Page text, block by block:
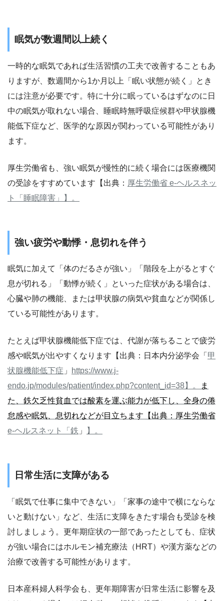
眠気が数週間以上続く
一時的な眠気であれば生活習慣の工夫で改善することもあ
りますが、数週間から1か月以上「眠い状態が続く」とき
には注意が必要です。特に十分に眠っているはずなのに日
中の眠気が取れない場合、睡眠時無呼吸症候群や甲状腺機
能低下症など、医学的な原因が関わっている可能性があり
ます。
厚生労働省も、強い眠気が慢性的に続く場合には医療機関
の受診をすすめています【出典： 厚生労働省 e-ヘルスネッ
ト「睡眠障害」
】。
強い疲労や動悸・息切れを伴う
眠気に加えて「体のだるさが強い」「階段を上がるとすぐ
息が切れる」「動悸が続く」といった症状がある場合は、
心臓や肺の機能、または甲状腺の病気や貧血などが関係し
ている可能性があります。
たとえば甲状腺機能低下症では、代謝が落ちることで疲労
感や眠気が出やすくなります【出典：日本内分泌学会「 甲
状腺機能低下症 」
https://www.j-
endo.jp/modules/patient/index.php?content_id=38】。
ま
た、鉄欠乏性貧血では酸素を運ぶ能力が低下し、全身の倦
怠感や眠気、息切れなどが目立ちます【出典： 厚生労働省
e-ヘルスネット「鉄 」 】。
日常生活に支障がある
「眠気で仕事に集中できない」「家事の途中で横にならな
いと動けない」など、生活に支障をきたす場合も受診を検
討しましょう。更年期症状の一部であったとしても、症状
が強い場合にはホルモン補充療法（HRT）や漢方薬などの
治療で改善する可能性があります。
日本産科婦人科学会も、更年期障害が日常生活に影響を及